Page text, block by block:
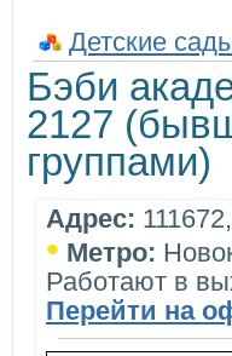
Детские
Бэби
2127
группами)
Адрес:
• Метро:
Работают в
Перейти на